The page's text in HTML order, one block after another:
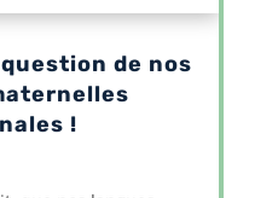
de nos
!